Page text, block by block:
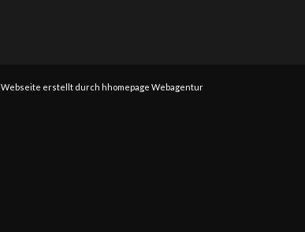
Webseite erstellt durch hhomepage Webagentur